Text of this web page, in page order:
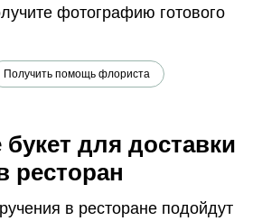
фотографию готового
Получить помощь флориста
для доставки
ресторан
в ресторане подойдут